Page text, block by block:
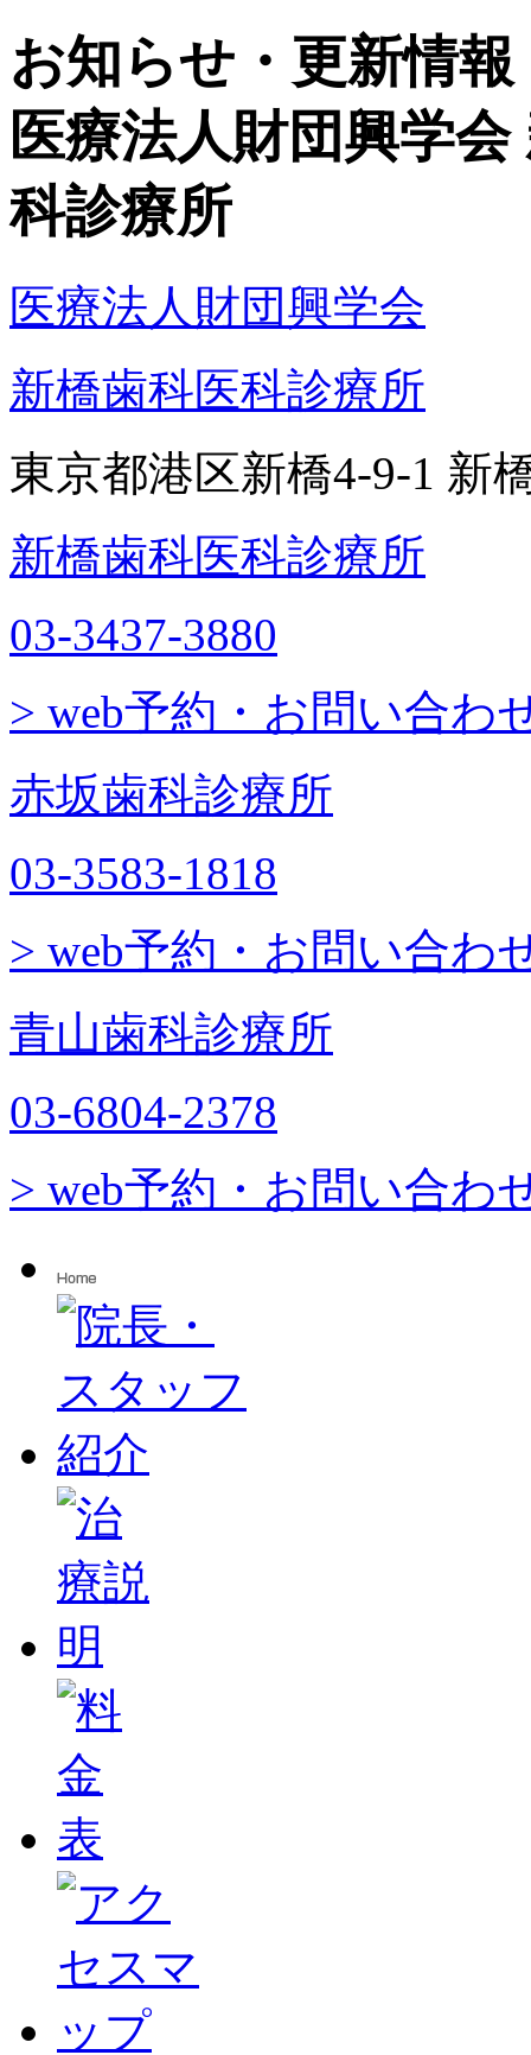
お知らせ・更新情
医療法人財団興学
科診療所
医療法人財団興学会
新橋歯科医科診療所
東京都港区新橋4-9-1 新
新橋歯科医科診療所
03-3437-3880
> web予約・お問い合わ
赤坂歯科診療所
03-3583-1818
> web予約・お問い合わ
青山歯科診療所
03-6804-2378
> web予約・お問い合わ